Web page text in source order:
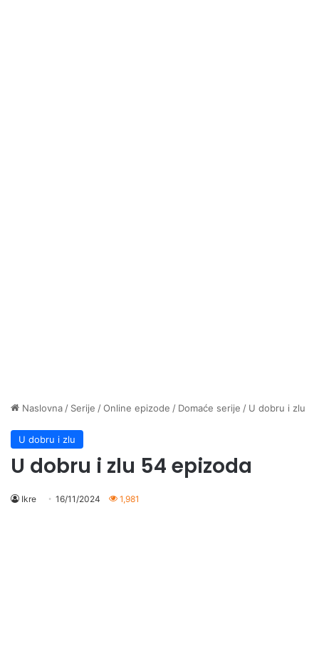
Naslovna / Serije /Online epizode / Domaće serije / U dobru i zlu
U dobru i zlu
U dobru i zlu 54 epizoda
Ikre 16/11/2024 1,981